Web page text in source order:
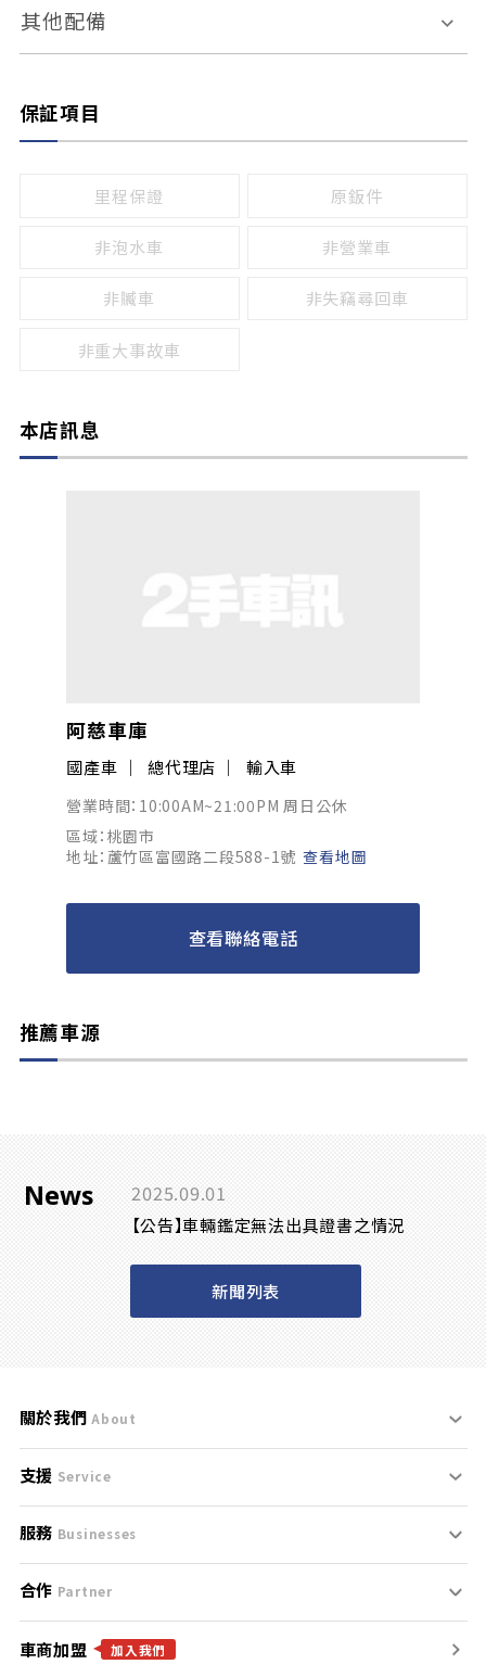
無
有
感應頭燈
頭燈光源
其他配備
保証項目
里程保證 原鈑件
非泡水車 非營業車
非贓車 非失竊尋回車
非重大事故車
本店訊息
阿慈車庫
國產車 總代理店 輸入車
營業時間：10:00AM~21:00PM 周日公休
區域：桃園市
地址：蘆竹區富國路二段588-1號 查看地圖
查看聯絡電話
推薦車源
News 2025.09.01
【公告】車輛鑑定無法出具證書之情況
新聞列表
關於我們 About
刊登規範
服務條款
免責聲明
隱私權政策
支援 Service
支援中心
聯絡我們
服務 Businesses
什麼是Goo鑑定？
找好車
合作 Partner
合作夥伴
車商加盟 加入我們